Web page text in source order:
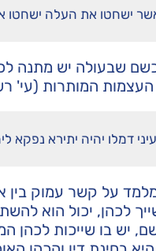
ישחטו את העלה ישחטו
שבעולה יש מתנה
העצמות המותרות (עי'
דמלו יהיה יתירא נפקא
על קשר עמוק בין
לכהן, יכול הוא
יש בו שייכות לכהן